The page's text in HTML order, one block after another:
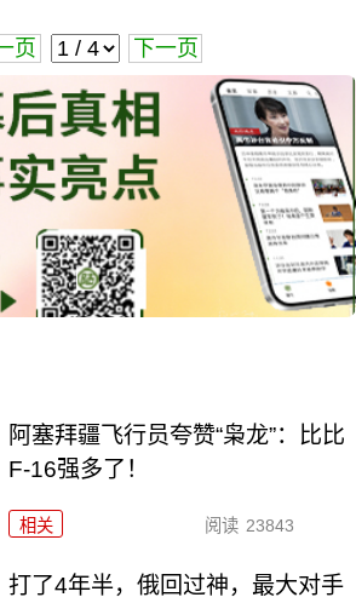
页 下一页
阿塞拜疆飞行员夸赞“枭龙”：比比
F-16强多了！
相关 阅读 23843
打了4年半，俄回过神，最大对手